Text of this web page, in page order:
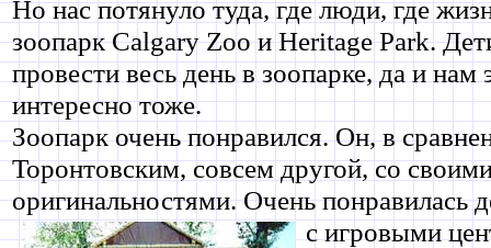
Но нас потянуло туда, где люди, где
зоопарк Calgary Zoo и Heritage Рark.
провести весь день в зоопарке, да и нам
интересно тоже.
Зоопарк очень понравился. Он, в
Торонтовским, совсем другой, со
оригинальностями. Очень понравилась
с игровыми